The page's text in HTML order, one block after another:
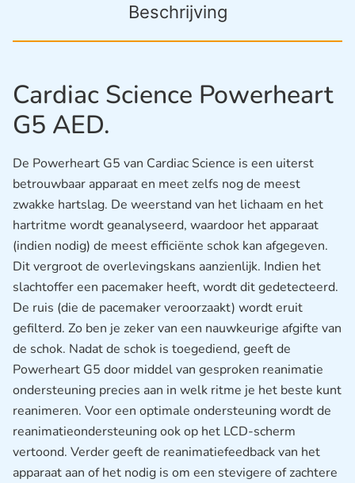
Beschrijving
Cardiac Science Powerheart
G5 AED.
De Powerheart G5 van Cardiac Science is een uiterst
betrouwbaar apparaat en meet zelfs nog de meest
zwakke hartslag. De weerstand van het lichaam en het
hartritme wordt geanalyseerd, waardoor het apparaat
(indien nodig) de meest efficiënte schok kan afgegeven.
Dit vergroot de overlevingskans aanzienlijk. Indien het
slachtoffer een pacemaker heeft, wordt dit gedetecteerd.
De ruis (die de pacemaker veroorzaakt) wordt eruit
gefilterd. Zo ben je zeker van een nauwkeurige afgifte van
de schok. Nadat de schok is toegediend, geeft de
Powerheart G5 door middel van gesproken reanimatie
ondersteuning precies aan in welk ritme je het beste kunt
reanimeren. Voor een optimale ondersteuning wordt de
reanimatieondersteuning ook op het LCD-scherm
vertoond. Verder geeft de reanimatiefeedback van het
apparaat aan of het nodig is om een stevigere of zachtere